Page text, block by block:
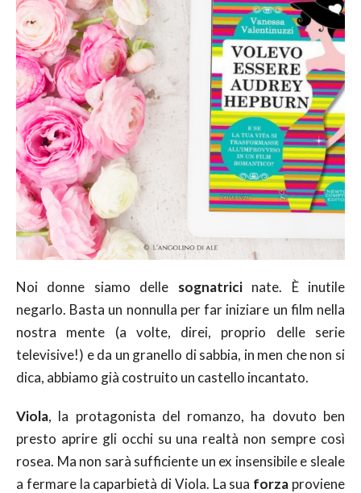
Noi donne siamo delle sognatricinate. È inutile
negarlo. Basta un nonnulla per far iniziare un film nella
nostra mente (a volte, direi, proprio delle serie
televisive!) e da un granello di sabbia, in men che non si
dica, abbiamo già costruito un castello incantato.
Viola, la protagonista del romanzo, ha dovuto ben
presto aprire gli occhi su una realtà non sempre così
rosea. Ma non sarà sufficiente un ex insensibile e sleale
a fermare la caparbietà di Viola. La sua forza proviene